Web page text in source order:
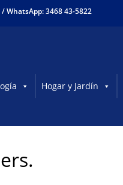
/WhatsApp: 3468 43-5822
Hogar y Jardín